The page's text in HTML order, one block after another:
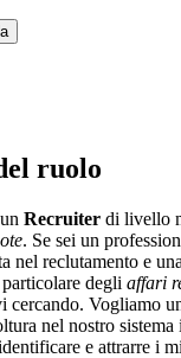
ruolo
Recruiter di livello
. Se sei un
nel reclutamento e
degli affari
cercando. Vogliamo
nel nostro
e attrarre i